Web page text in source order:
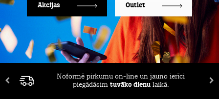
Akcijas Outlet
Noformē pirkumu on-line un jauno ierīci
piegādāsim tuvāko dienu laikā.